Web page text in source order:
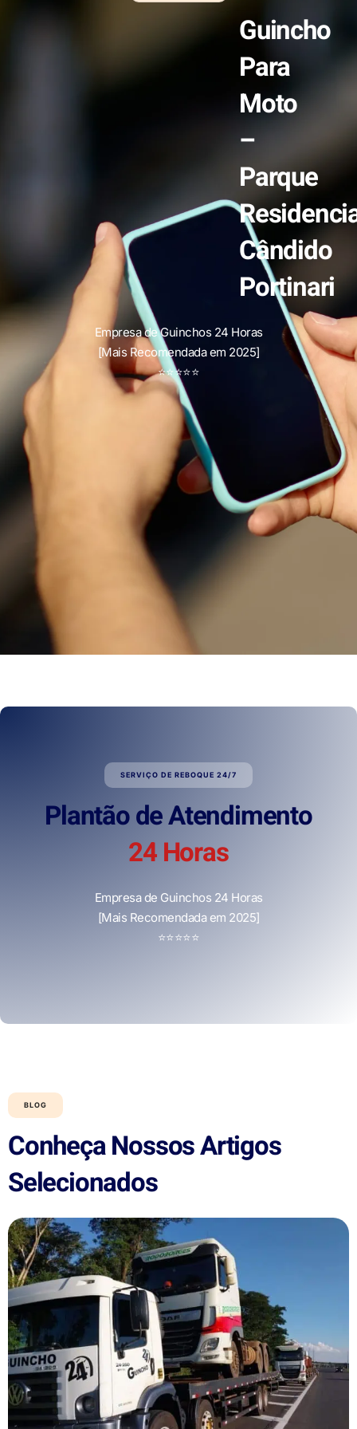
Guincho
Para
Moto
–
Parque
Cândido
Portinari
Empresa de Guinchos 24 Horas
[Mais Recomendada em 2025]
⭐⭐⭐⭐⭐
SERVIÇO DE REBOQUE 24/7
Plantão de Atendimento
24 Horas
Empresa de Guinchos 24 Horas
[Mais Recomendada em 2025]
⭐⭐⭐⭐⭐
BLOG
Conheça Nossos Artigos
Selecionados